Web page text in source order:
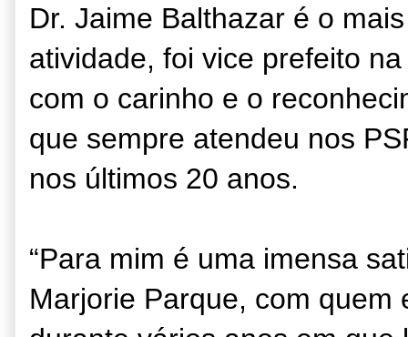
Dr. Jaime Balthazar é o
atividade, foi vice prefeito
com o carinho e o
que sempre atendeu nos
nos últimos 20 anos.
“Para mim é uma imensa
Marjorie Parque, com